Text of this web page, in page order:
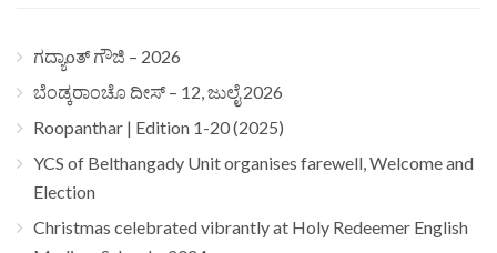
ಗದ್ಯಾoತ್ ಗೌಜಿ – 2026
ಬೆಂಡ್ಕರಾಂಚೊ ದೀಸ್ – 12, ಜುಲೈ 2026
Roopanthar | Edition 1-20 (2025)
YCS of Belthangady Unit organises farewell, Welcome and
Election
Christmas celebrated vibrantly at Holy Redeemer English